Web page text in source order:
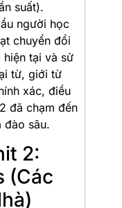
suất).
người học
chuyển đổi
tại và sử
từ, giới từ
xác, điều
đã chạm đến
đào sâu.
2:
(Các